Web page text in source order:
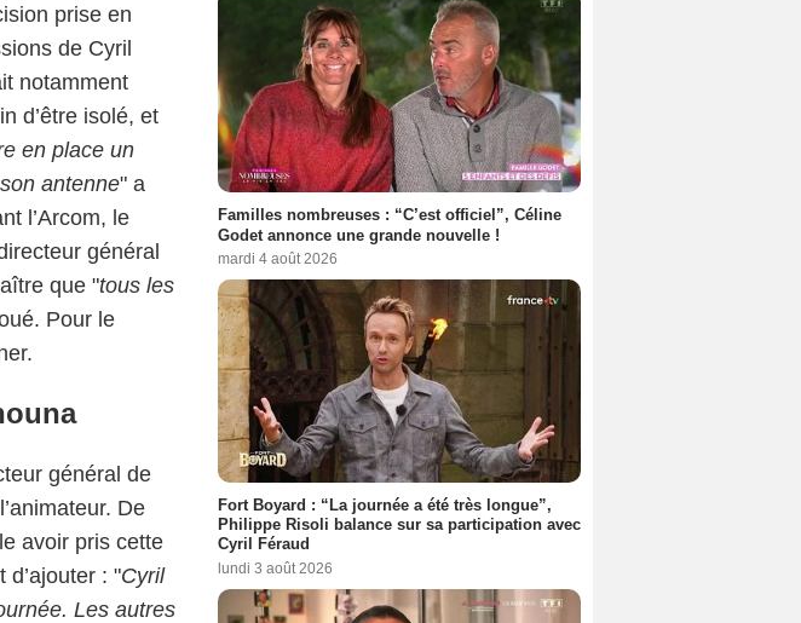
prise en
de Cyril
notamment
d’être isolé, et
en place un
antenne" a
l’Arcom, le
général
que "tous les
Pour le
général de
De
avoir pris cette
d’ajouter : "Cyril
Les autres
Familles nombreuses : “C’est officiel”, Céline
Godet annonce une grande nouvelle !
mardi 4 août 2026
Fort Boyard : “La journée a été très longue”,
Philippe Risoli balance sur sa participation avec
Cyril Féraud
lundi 3 août 2026